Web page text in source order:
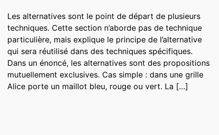
Les alternatives sont le point de départ de plusieurs
techniques. Cette section n’aborde pas de technique
particulière, mais explique le principe de l’alternative
qui sera réutilisé dans des techniques spécifiques.
Dans un énoncé, les alternatives sont des propositions
mutuellement exclusives. Cas simple : dans une grille
Alice porte un maillot bleu, rouge ou vert. La […]